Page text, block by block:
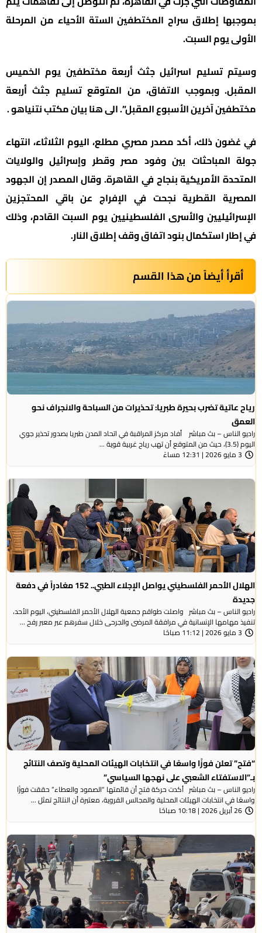
بموجبها إطلاق سراح المختطفين الستة الأحياء من المرحلة
الأولى يوم السبت.
وسيتم تسليم اسرائيل جثث أربعة مختطفين يوم الخميس
المقبل. وبموجب الاتفاق، من المتوقع تسليم جثث أربعة
مختطفين آخرين الأسبوع المقبل”. الى هنا بيان مكتب نتنياهو .
في غضون ذلك، أكد مصدر مصري مطلع، اليوم الثلاثاء، انتهاء
جولة المباحثات بين وفود مصر وقطر وإسرائيل والولايات
المتحدة الأمريكية بنجاح في القاهرة. وقال المصدر إن الجهود
المصرية القطرية نجحت في الإفراج عن باقي المحتجزين
الإسرائيليين والأسرى الفلسطينيين يوم السبت القادم، وذلك
في إطار استكمال بنود اتفاق وقف إطلاق النار.
أقرأ أيضاً من هذا القسم
رياح عاتية تضرب بحيرة طبريا: تحذيرات من السباحة والانجراف نحو
العمق
راديو الناس – بث مباشر أفاد مركز المراقبة في اتحاد المدن طبريا بصدور تحذير جوي
اليوم (3.5)، حيث من المتوقع أن تهب رياح غربية قوية ...
3 مايو 2026 | 12:31 مساءً
الهلال الأحمر الفلسطيني يواصل الإجلاء الطبي.. 152 مغادراً في دفعة
جديدة
راديو الناس – بث مباشر واصلت طواقم جمعية الهلال الأحمر الفلسطيني، اليوم الأحد،
تنفيذ مهامها الإنسانية في مرافقة المرضى والجرحى خلال سفرهم عبر معبر رفح ...
3 مايو 2026 | 11:12 صباحًا
“فتح” تعلن فوزًا واسعًا في انتخابات الهيئات المحلية وتصف النتائج
بـ”الاستفتاء الشعبي على نهجها السياسي”
راديو الناس – بث مباشر أكدت حركة فتح أن قائمتها “الصمود والعطاء” حققت فوزًا
واسعًا في انتخابات الهيئات المحلية والمجالس القروية، معتبرة أن النتائج تمثل ...
26 أبريل 2026 | 10:18 صباحًا